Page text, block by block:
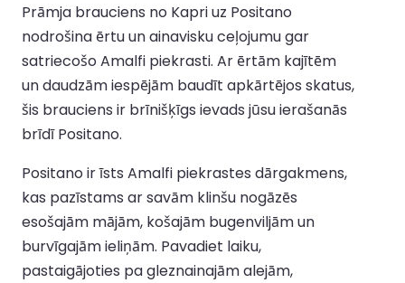
Prāmja brauciens no Kapri uz Positano
nodrošina ērtu un ainavisku ceļojumu gar
satriecošo Amalfi piekrasti. Ar ērtām kajītēm
un daudzām iespējām baudīt apkārtējos skatus,
šis brauciens ir brīnišķīgs ievads jūsu ierašanās
brīdī Positano.
Positano ir īsts Amalfi piekrastes dārgakmens,
kas pazīstams ar savām klinšu nogāzēs
esošajām mājām, košajām bugenviljām un
burvīgajām ieliņām. Pavadiet laiku,
pastaigājoties pa gleznainajām alejām,